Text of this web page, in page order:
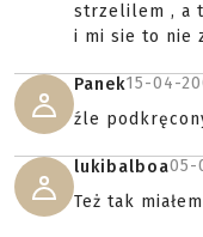
strzelilem , a
i mi sie to nie
Panek15-04-
źle
lukibalboa05-
Też tak